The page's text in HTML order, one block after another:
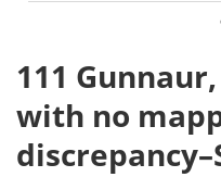
111
with no